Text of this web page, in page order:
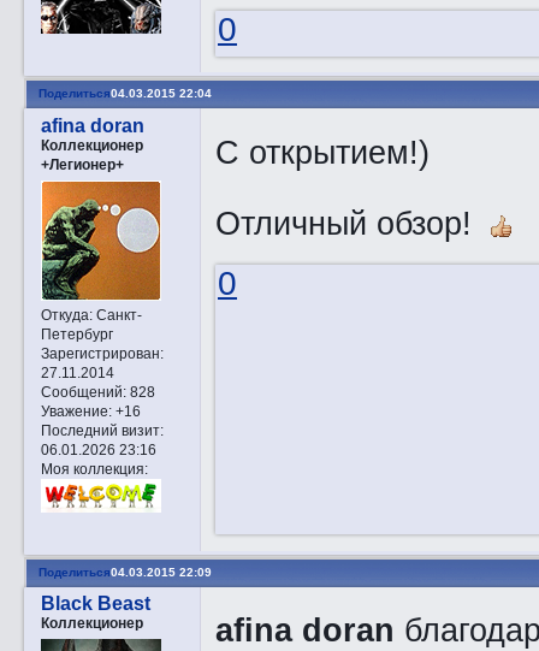
0
Поделиться04.03.2015 22:04
afina doran
Коллекционер
+Легионер+
Откуда:Санкт-
Петербург
Зарегистрирован:
27.11.2014
Сообщений:828
Уважение: +16
Последний визит:
06.01.2026 23:16
Моя коллекция:
С открытием!)
Отличный обзор!
0
Поделиться04.03.2015 22:09
Black Beast
Коллекционер afina doran